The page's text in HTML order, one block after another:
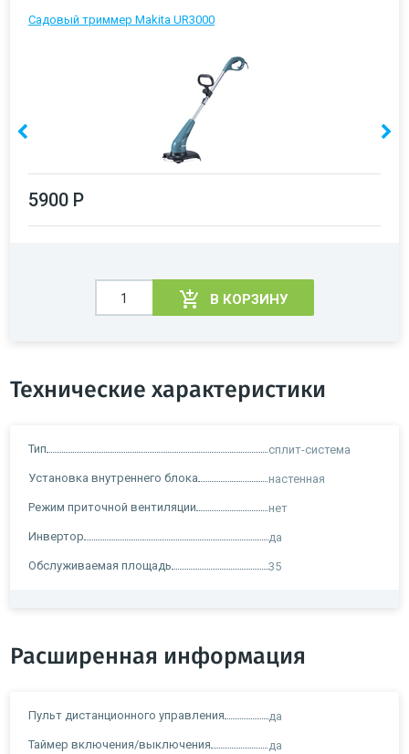
Садовый триммер Makita UR3000
5900 Р
В КОРЗИНУ
Технические характеристики
Тип сплит-система
Установка внутреннего блока настенная
Режим приточной вентиляции нет
Инвертор да
Обслуживаемая площадь 35
Расширенная информация
Пульт дистанционного управления да
Таймер включения/выключения да